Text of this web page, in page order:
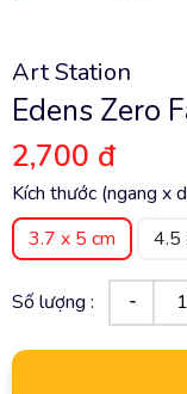
Art Station
Edens Zero
2,700 đ
Kích thước (ngang x
3.7 x 5 cm
4.5
Số lượng :